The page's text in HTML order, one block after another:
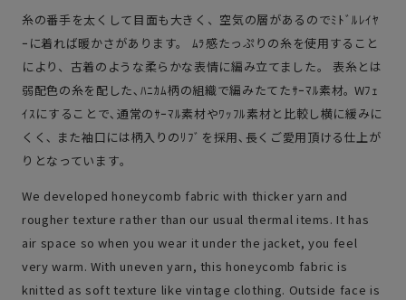
糸の番手を太くして目面も大きく、空気の層があるのでﾐﾄﾞﾙﾚｲﾔ
ｰに着れば暖かさがあります。 ﾑﾗ感たっぷりの糸を使用すること
により、古着のような柔らかな表情に編み立てました。 表糸とは
弱配色の糸を配した､ﾊﾆｶﾑ柄の組織で編みたてたｻｰﾏﾙ素材｡ Wﾌｪ
ｲｽにすることで､通常のｻｰﾏﾙ素材やﾜｯﾌﾙ素材と比較し横に緩みに
くく､ また袖口には柄入りのﾘﾌﾞを採用､長くご愛用頂ける仕上が
りとなっています｡
We developed honeycomb fabric with thicker yarn and
rougher texture rather than our usual thermal items. It has
air space so when you wear it under the jacket, you feel
very warm. With uneven yarn, this honeycomb fabric is
knitted as soft texture like vintage clothing. Outside face is